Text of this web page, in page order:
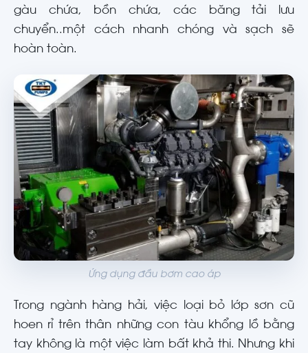
gàu chứa, bồn chứa, các băng tải lưu
chuyển..một cách nhanh chóng và sạch sẽ
hoàn toàn.
Ứng dụng đầu bơm cao áp
Trong ngành hàng hải, việc loại bỏ lớp sơn cũ
hoen rỉ trên thân những con tàu khổng lồ bằng
tay không là một việc làm bất khả thi. Nhưng khi